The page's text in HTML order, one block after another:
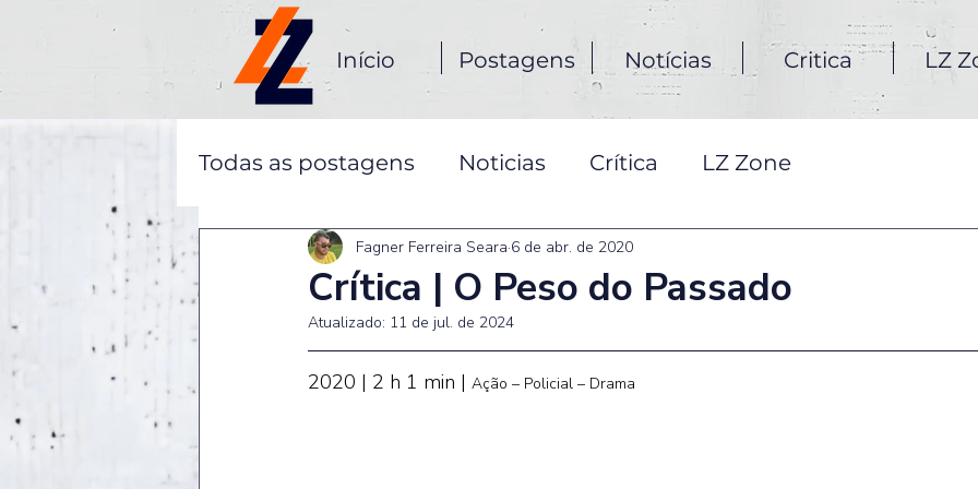
Início Postagens Notícias Critica LZ
Todas as postagens Noticias Crítica LZ Zone
Crítica | O Peso do Passado
Fagner Ferreira Seara 6 de abr. de 2020
Atualizado: 11 de jul. de 2024
2020 | 2 h 1 min | Ação – Policial – Drama